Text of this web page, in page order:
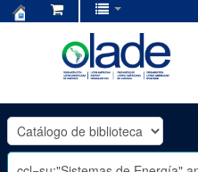
OLADE
-